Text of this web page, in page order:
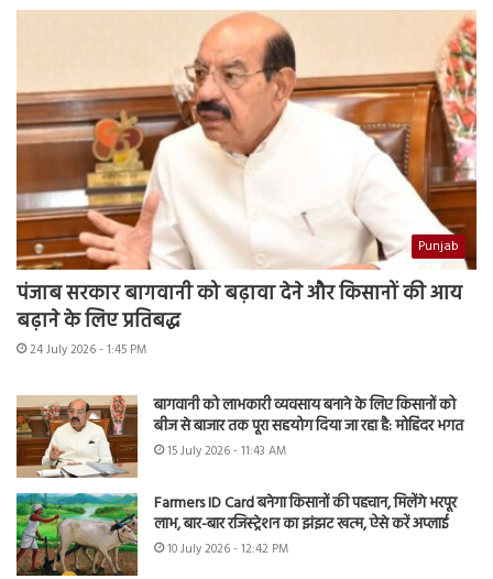
Punjab
पंजाब सरकार बागवानी को बढ़ावा देने और किसानों की आय
बढ़ाने के लिए प्रतिबद्ध
24 July 2026 - 1:45 PM
बागवानी को लाभकारी व्यवसाय बनाने के लिए किसानों को
बीज से बाजार तक पूरा सहयोग दिया जा रहा है: मोहिंदर भगत
15 July 2026 - 11:43 AM
Farmers ID Card बनेगा किसानों की पहचान, मिलेंगे भरपूर
लाभ, बार-बार रजिस्ट्रेशन का झंझट खत्म, ऐसे करें अप्लाई
10 July 2026 - 12:42 PM